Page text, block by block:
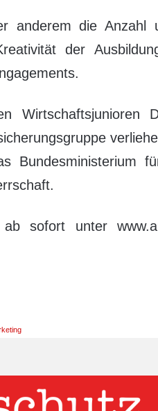
anderem die Anzahl
der
Wirtschaftsjunioren
Bundesministerium
sofort unter